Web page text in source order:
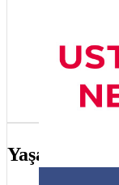
Yaşam